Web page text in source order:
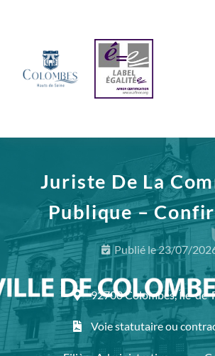
Juriste De La
Publique –
Publié le23/07/
92700 Colombes, Île-de-
Voie statutaire ou